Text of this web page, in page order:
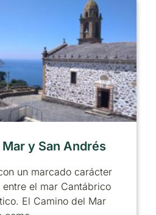
y San Andrés
un marcado carácter
el mar Cantábrico
El Camino del Mar